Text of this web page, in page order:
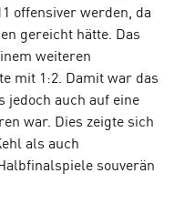
offensiver werden, da
gereicht hätte. Das
weiteren
mit 1:2. Damit war das
jedoch auch auf eine
war. Dies zeigte sich
als auch
souverän